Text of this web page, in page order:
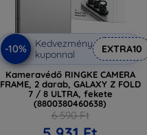
-10%
Kedvezmény
kuponnal
EXTRA10
Kameravédő RINGKE CAMERA
FRAME, 2 darab, GALAXY Z FOLD
7 / 8 ULTRA, fekete
(8800380460638)
6 590 Ft